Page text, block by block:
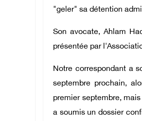
"geler" sa détention
Son avocate, Ahlam
présentée par
Notre correspondant a
septembre prochain,
premier septembre,
a soumis un dossier